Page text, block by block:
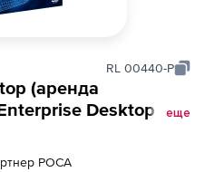
RL 00440-P
(аренда
Desktop на
еще
РОСА